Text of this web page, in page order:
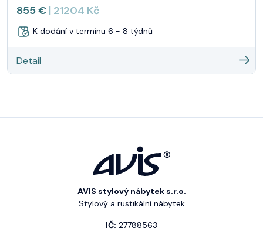
855 € | 21204 Kč
K dodání v termínu 6 - 8 týdnů
Detail
AVIS stylový nábytek s.r.o.
Stylový a rustikální nábytek
IČ: 27788563